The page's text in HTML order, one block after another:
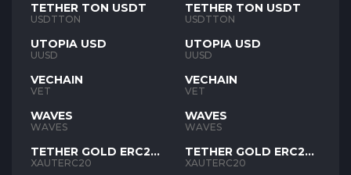
TETHER TON USDT
USDTTON
UTOPIA USD
UUSD
VECHAIN
VET
WAVES
WAVES
TETHER GOLD ERC20
XAUT
XAUTERC20
TETHER TON USDT
USDTTON
UTOPIA USD
UUSD
VECHAIN
VET
WAVES
WAVES
TETHER GOLD ERC20
XAUT
XAUTERC20